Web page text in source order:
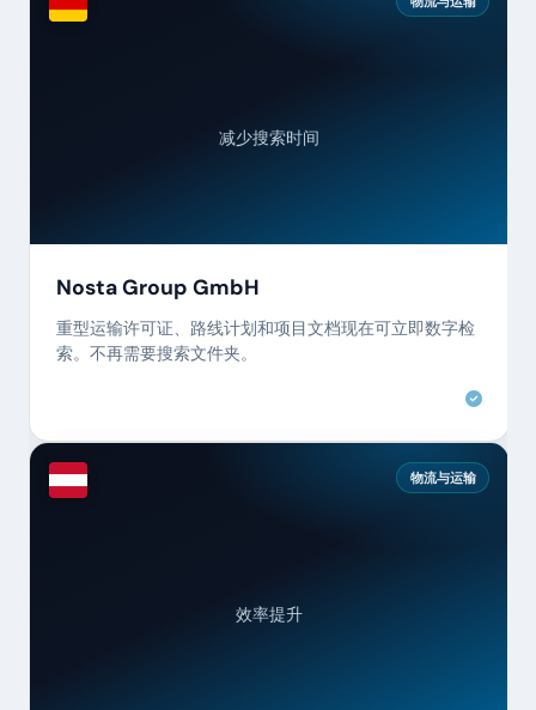
减少搜索时间
Nosta Group GmbH
重型运输许可证、路线计划和项目文档现在可立即数字检
索。不再需要搜索文件夹。
物流与运输
效率提升